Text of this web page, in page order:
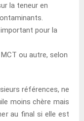
la teneur en
pour la
ou autre, selon
références, ne
moins chère mais
au final si elle est